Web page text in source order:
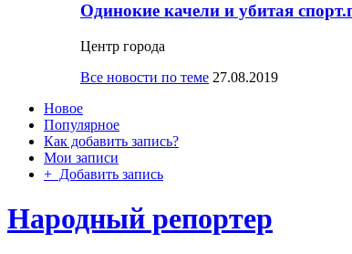
Одинокие качели и убитая
Центр города
Все новости по теме 27.08.2019
Новое
Популярное
Как добавить запись?
Мои записи
+ Добавить запись
Народный репортер